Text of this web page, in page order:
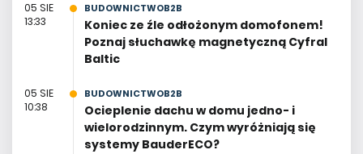
05 SIE
13:33
BUDOWNICTWOB2B
Koniec ze źle odłożonym domofonem!
Poznaj słuchawkę magnetyczną Cyfral
Baltic
05 SIE
10:38
BUDOWNICTWOB2B
Ocieplenie dachu w domu jedno- i
wielorodzinnym. Czym wyróżniają się
systemy BauderECO?